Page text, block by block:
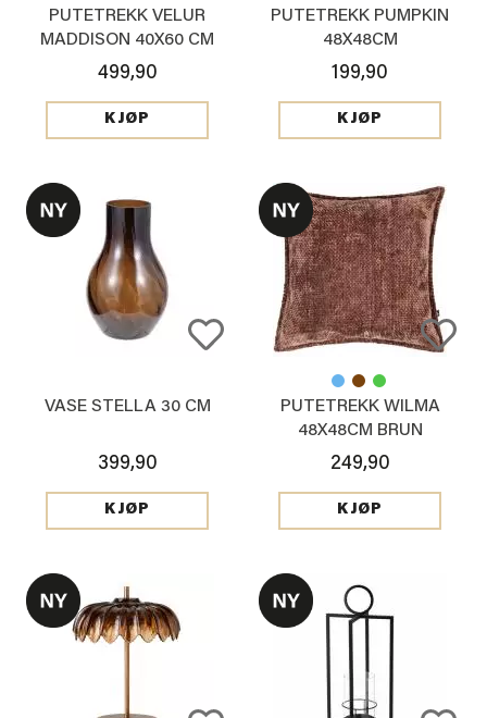
PUTETREKK VELUR
MADDISON 40X60 CM
499,90
KJØP
PUTETREKK PUMPKIN
48X48CM
199,90
KJØP
VASE STELLA 30 CM
399,90
KJØP
PUTETREKK WILMA
48X48CM BRUN
249,90
KJØP